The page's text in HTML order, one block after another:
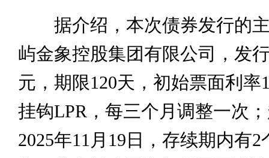
据介绍，本次债券发行的主
屿金象控股集团有限公司，发
元，期限120天，初始票面利率
挂钩LPR，每三个月调整一次
2025年11月19日，存续期内有2